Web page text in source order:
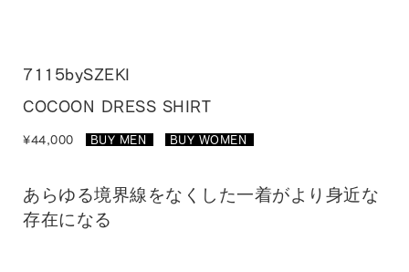
7115bySZEKI
COCOON DRESS SHIRT
¥44,000 BUY MEN BUY WOMEN
あらゆる境界線をなくした一着がより身近な
存在になる